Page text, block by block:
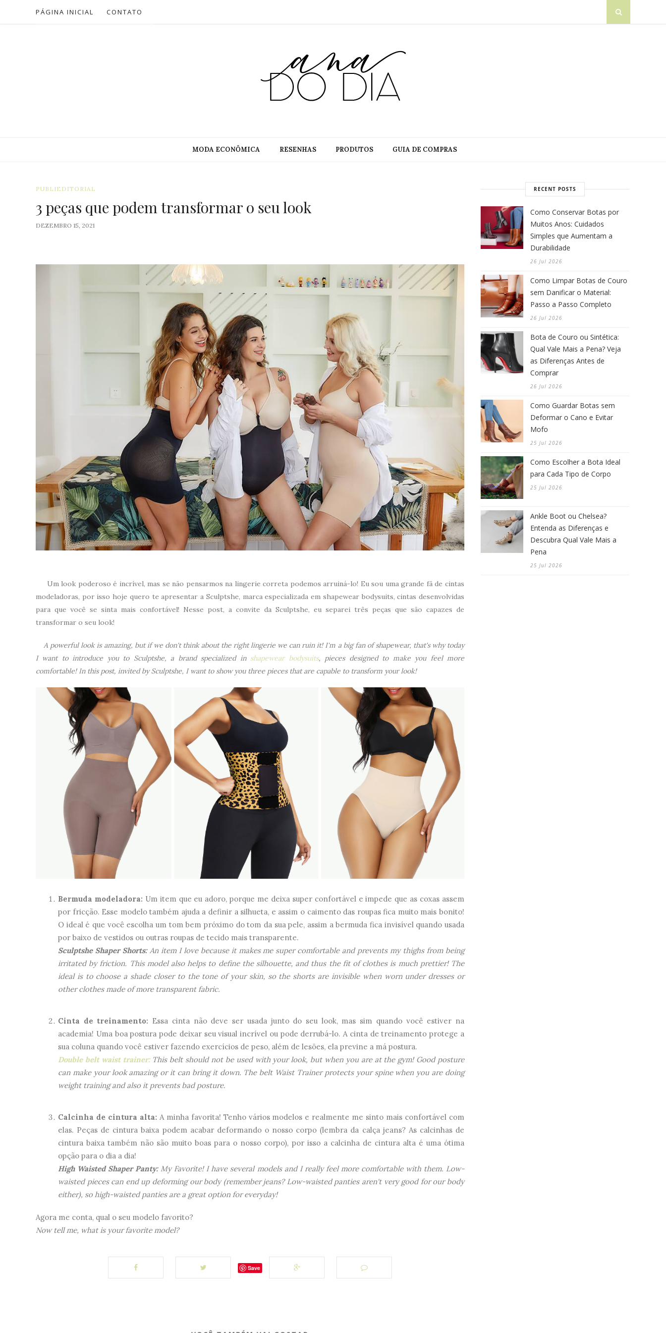
PÁGINA INICIAL CONTATO
MODA ECONÔMICA RESENHAS PRODUTOS GUIA DE COMPRAS
PUBLIEDITORIAL
3 peças que podem transformar o seu look
DEZEMBRO 15, 2021
Um look poderoso é incrível, mas se não pensarmos na lingerie correta podemos arruiná-lo! Eu sou uma grande fã de cintas
modeladoras, por isso hoje quero te apresentar a Sculptshe, marca especializada em shapewear bodysuits, cintas desenvolvidas
para que você se sinta mais confortável! Nesse post, a convite da Sculptshe, eu separei três peças que são capazes de
transformar o seu look!
A powerful look is amazing, but if we don't think about the right lingerie we can ruin it! I'm a big fan of shapewear, that's why today
I want to introduce you to Sculptshe, a brand specialized in shapewear bodysuits, pieces designed to make you feel more
comfortable! In this post, invited by Sculptshe, I want to show you three pieces that are capable to transform your look!
Bermuda modeladora: Um item que eu adoro, porque me deixa super confortável e impede que as coxas assem
por fricção. Esse modelo também ajuda a definir a silhueta, e assim o caimento das roupas fica muito mais bonito!
O ideal é que você escolha um tom bem próximo do tom da sua pele, assim a bermuda fica invisível quando usada
por baixo de vestidos ou outras roupas de tecido mais transparente.
Sculptshe Shaper Shorts:An item I love because it makes me super comfortable and prevents my thighs from being
irritated by friction. This model also helps to define the silhouette, and thus the fit of clothes is much prettier! The
ideal is to choose a shade closer to the tone of your skin, so the shorts are invisible when worn under dresses or
other clothes made of more transparent fabric.
Cinta de treinamento: Essa cinta não deve ser usada junto do seu look, mas sim quando você estiver na
academia! Uma boa postura pode deixar seu visual incrível ou pode derrubá-lo. A cinta de treinamento protege a
sua coluna quando você estiver fazendo exercícios de peso, além de lesões, ela previne a má postura.
Double belt waist trainer:This belt should not be used with your look, but when you are at the gym! Good posture
can make your look amazing or it can bring it down. The belt Waist Trainer protects your spine when you are doing
weight training and also it prevents bad posture.
Calcinha de cintura alta: A minha favorita! Tenho vários modelos e realmente me sinto mais confortável com
elas. Peças de cintura baixa podem acabar deformando o nosso corpo (lembra da calça jeans? As calcinhas de
cintura baixa também não são muito boas para o nosso corpo), por isso a calcinha de cintura alta é uma ótima
opção para o dia a dia!
High Waisted Shaper Panty:My Favorite! I have several models and I really feel more comfortable with them. Low-
waisted pieces can end up deforming our body (remember jeans? Low-waisted panties aren't very good for our body
either), so high-waisted panties are a great option for everyday!
Agora me conta, qual o seu modelo favorito?
Now tell me, what is your favorite model?
Save
RECENT POSTS
Como Conservar Botas por
Muitos Anos: Cuidados
Simples que Aumentam a
Durabilidade
26 Jul 2026
Como Limpar Botas de Couro
sem Danificar o Material:
Passo a Passo Completo
26 Jul 2026
Bota de Couro ou Sintética:
Qual Vale Mais a Pena? Veja
as Diferenças Antes de
Comprar
26 Jul 2026
Como Guardar Botas sem
Deformar o Cano e Evitar
Mofo
25 Jul 2026
Como Escolher a Bota Ideal
para Cada Tipo de Corpo
25 Jul 2026
Ankle Boot ou Chelsea?
Entenda as Diferenças e
Descubra Qual Vale Mais a
Pena
25 Jul 2026